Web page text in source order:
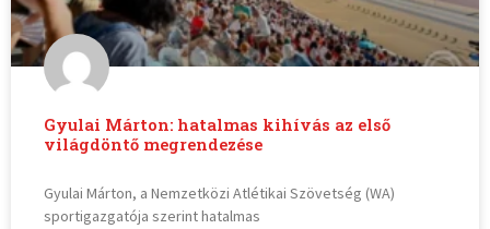
Gyulai Márton: hatalmas kihívás az első
világdöntő megrendezése
Gyulai Márton, a Nemzetközi Atlétikai Szövetség (WA)
sportigazgatója szerint hatalmas